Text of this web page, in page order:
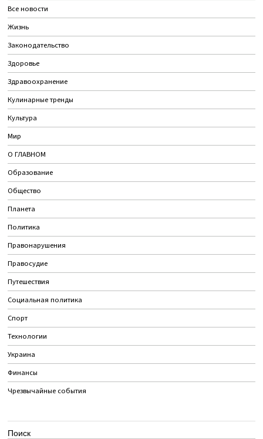
Все новости
Жизнь
Законодательство
Здоровье
Здравоохранение
Кулинарные тренды
Культура
Мир
О ГЛАВНОМ
Образование
Общество
Планета
Политика
Правонарушения
Правосудие
Путешествия
Социальная политика
Спорт
Технологии
Украина
Финансы
Чрезвычайные события
Поиск